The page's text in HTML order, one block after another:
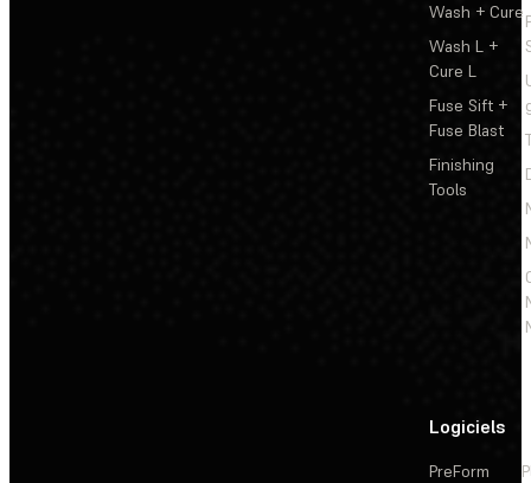
Wash + Cure
Wash L +
Cure L
Fuse Sift +
Fuse Blast
Finishing
Tools
Logiciels
PreForm